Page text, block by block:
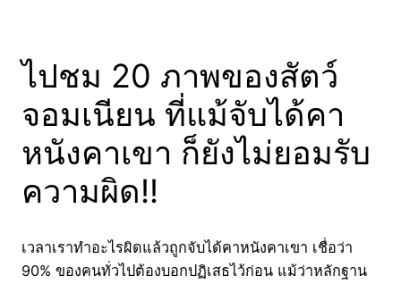
ไปชม 20 ภาพของสัตว์
จอมเนียน ที่แม้จับได้คา
หนังคาเขา ก็ยังไม่ยอมรับ
ความผิด!!
เวลาเราทำอะไรผิดแล้วถูกจับได้คาหนังคาเขา เชื่อว่า
90% ของคนทั่วไปต้องบอกปฏิเสธไว้ก่อน แม้ว่าหลักฐาน